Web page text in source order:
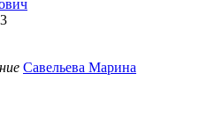
Савельева Марина